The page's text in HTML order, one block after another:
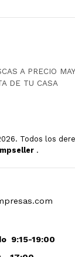
A PRECIO
DE TU CASA
Todos los
.
9:15-19:00